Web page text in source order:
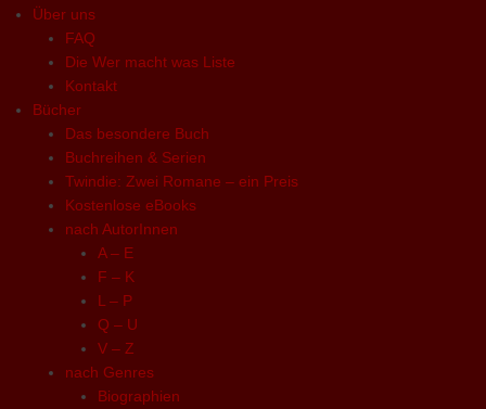
Über uns
FAQ
Die Wer macht was Liste
Kontakt
Bücher
Das besondere Buch
Buchreihen & Serien
Twindie: Zwei Romane – ein Preis
Kostenlose eBooks
nach AutorInnen
A – E
F – K
L – P
Q – U
V – Z
nach Genres
Biographien